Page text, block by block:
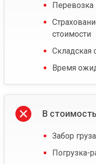
стоимости
Складская
Время
В
Забор
Погрузка-